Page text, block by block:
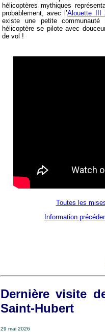
hélicoptères mythiques
probablement, avec l’Alouette III
existe une petite communauté
hélicoptère se pilote avec
de vol !
Toutes les
Information
Dernière visite
Saint-Hubert
29 mai 2026